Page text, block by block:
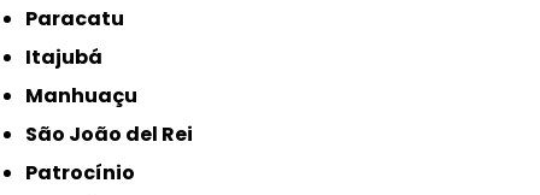
Paracatu
Itajubá
Manhuaçu
São João del Rei
Patrocínio